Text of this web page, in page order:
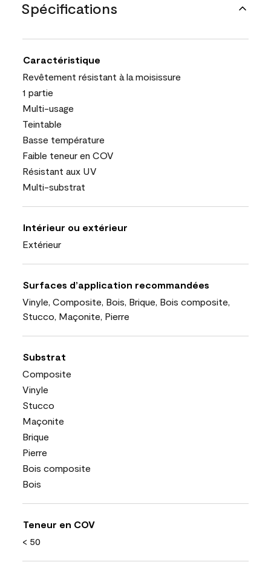
Spécifications
Caractéristique
Revêtement résistant à la moisissure
1 partie
Multi-usage
Teintable
Basse température
Faible teneur en COV
Résistant aux UV
Multi-substrat
Intérieur ou extérieur
Extérieur
Surfaces d’application recommandées
Vinyle, Composite, Bois, Brique, Bois composite,
Stucco, Maçonite, Pierre
Substrat
Composite
Vinyle
Stucco
Maçonite
Brique
Pierre
Bois composite
Bois
Teneur en COV
< 50